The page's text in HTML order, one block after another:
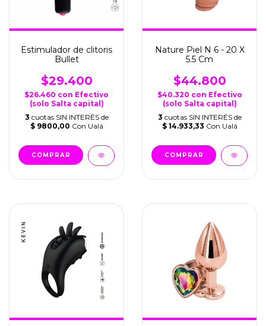
Estimulador de clitoris
Bullet
$29.400
$26.460 con Efectivo
(solo Salta capital)
3 cuotas SIN INTERÉS de
$ 9800,00 Con Ualá
COMPRAR
Nature Piel N 6 - 20 X
5.5 Cm
$44.800
$40.320 con Efectivo
(solo Salta capital)
3 cuotas SIN INTERÉS de
$ 14.933,33 Con Ualá